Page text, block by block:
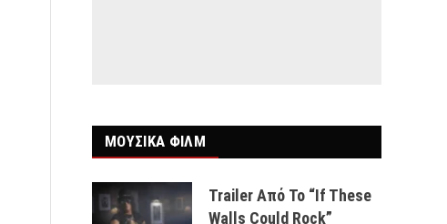
ΜΟΥΣΙΚΑ ΦΙΛΜ
Trailer Από Το “If These
Walls Could Rock”